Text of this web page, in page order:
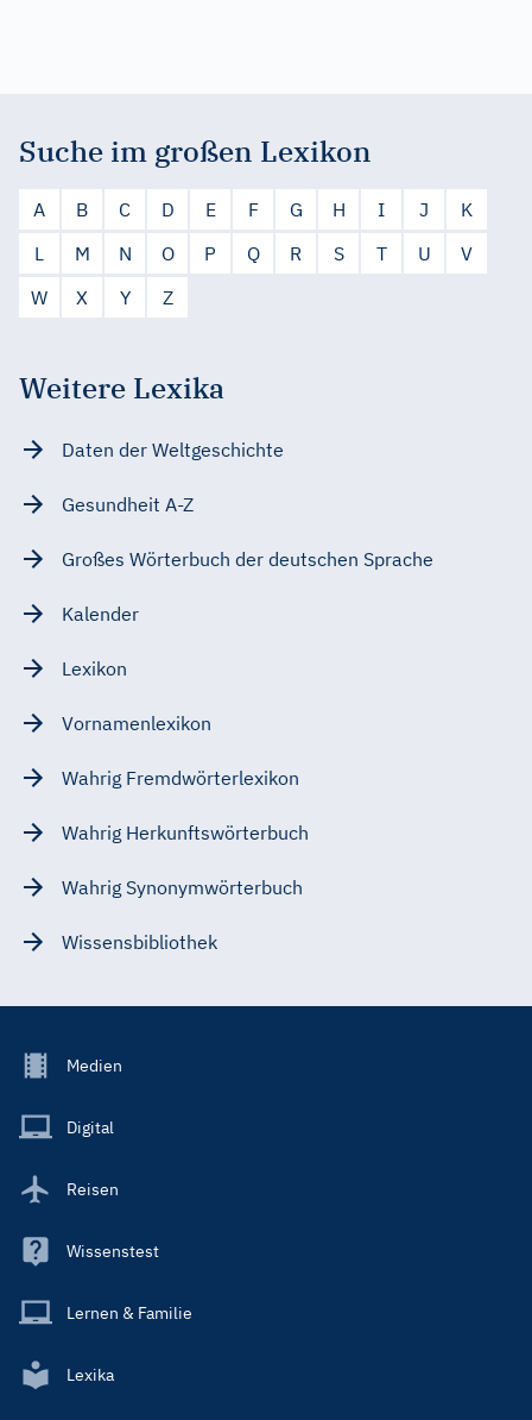
Suche im großen Lexikon
A B C D E F G H I J
K
L
M N O P Q R S T U
V
W
X Y Z
Weitere Lexika
Daten der Weltgeschichte
Gesundheit A-Z
Großes Wörterbuch der deutschen Sprache
Kalender
Lexikon
Vornamenlexikon
Wahrig Fremdwörterlexikon
Wahrig Herkunftswörterbuch
Wahrig Synonymwörterbuch
Wissensbibliothek
Footer
Main
Medien
Digital
Reisen
Wissenstest
Lernen & Familie
Lexika